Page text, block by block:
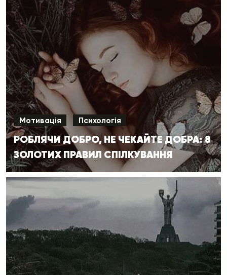
Мотивація Психологія
РОБЛЯЧИ ДОБРО, НЕ ЧЕКАЙТЕ ДОБРА: 8
ЗОЛОТИХ ПРАВИЛ СПІЛКУВАННЯ